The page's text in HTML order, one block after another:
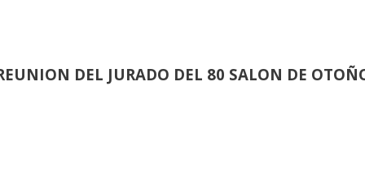
DEL JURADO DEL 80 SALON DE